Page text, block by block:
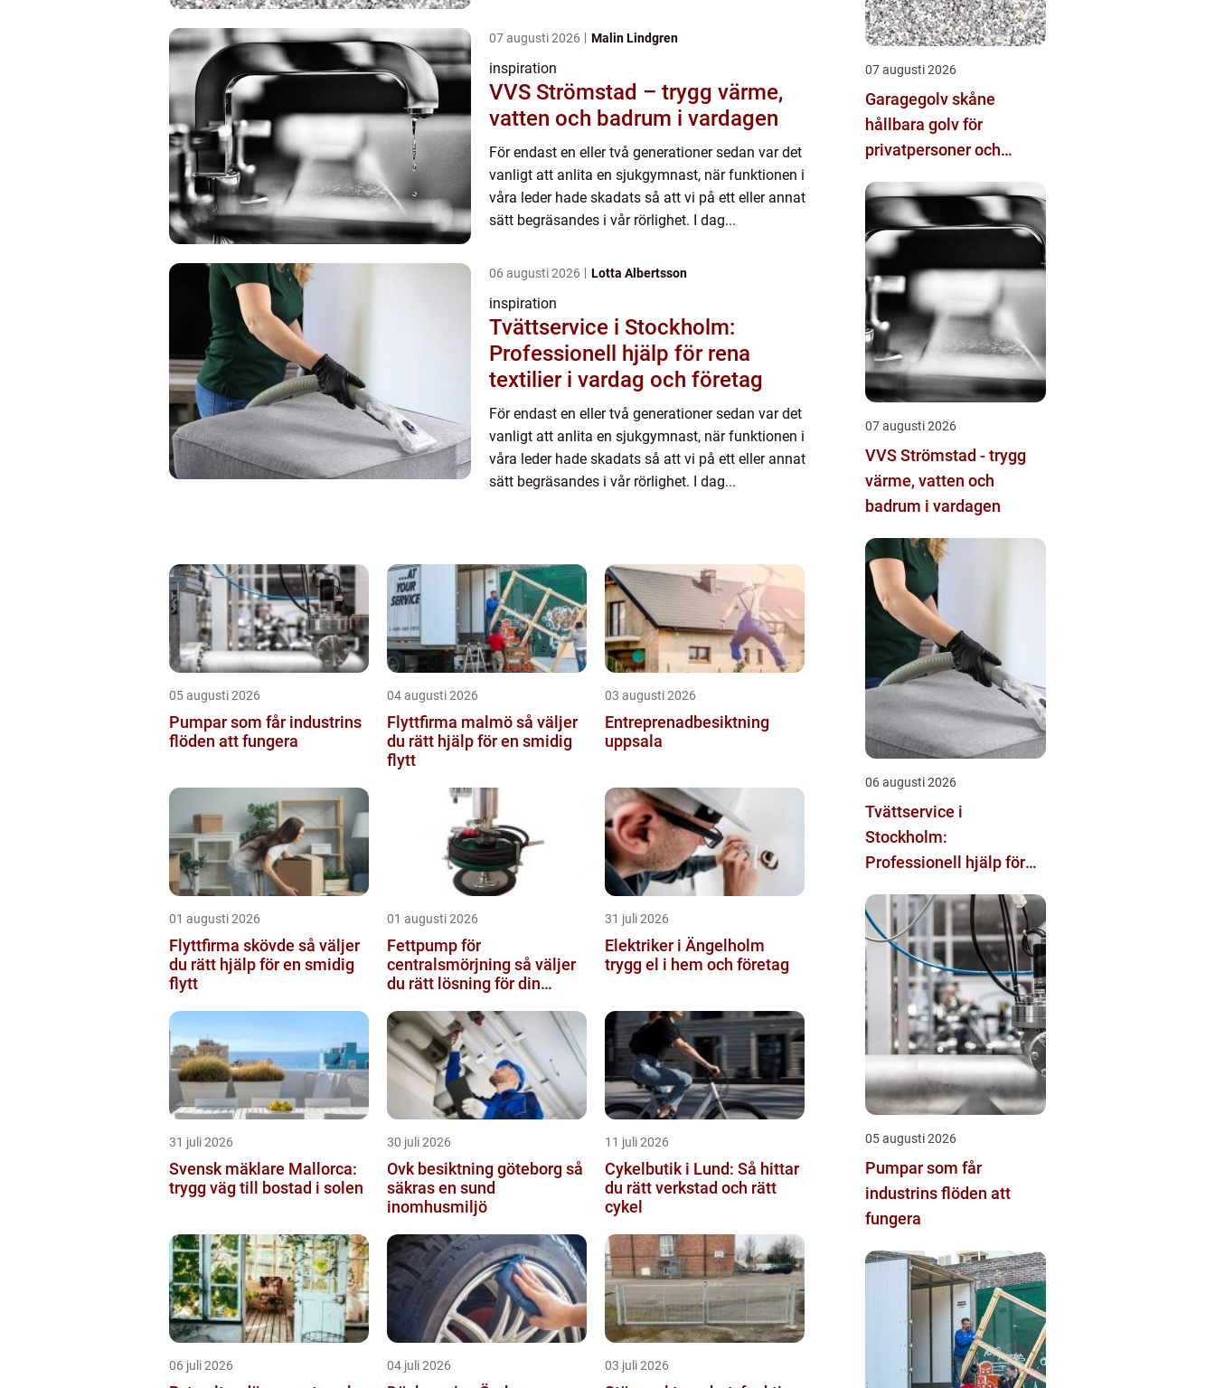
07 augusti 2026 Malin Lindgren
inspiration
VVS Strömstad – trygg värme,
vatten och badrum i vardagen
För endast en eller två generationer sedan var det
vanligt att anlita en sjukgymnast, när funktionen i
våra leder hade skadats så att vi på ett eller annat
sätt begräsandes i vår rörlighet. I dag...
06 augusti 2026 Lotta Albertsson
inspiration
Tvättservice i Stockholm:
Professionell hjälp för rena
textilier i vardag och företag
För endast en eller två generationer sedan var det
vanligt att anlita en sjukgymnast, när funktionen i
våra leder hade skadats så att vi på ett eller annat
sätt begräsandes i vår rörlighet. I dag...
05 augusti 2026
Pumpar som får industrins
flöden att fungera
04 augusti 2026
Flyttfirma malmö så väljer
du rätt hjälp för en smidig
flytt
03 augusti 2026
Entreprenadbesiktning
uppsala
01 augusti 2026
Flyttfirma skövde så väljer
du rätt hjälp för en smidig
flytt
01 augusti 2026
Fettpump för
centralsmörjning så väljer
du rätt lösning för din
31 juli 2026
Elektriker i Ängelholm
trygg el i hem och företag
31 juli 2026
Svensk mäklare Mallorca:
trygg väg till bostad i solen
30 juli 2026
Ovk besiktning göteborg så
säkras en sund
inomhusmiljö
11 juli 2026
Cykelbutik i Lund: Så hittar
du rätt verkstad och rätt
cykel
06 juli 2026 04 juli 2026 03 juli 2026
07 augusti 2026
Garagegolv skåne
hållbara golv för
privatpersoner och
07 augusti 2026
VVS Strömstad - trygg
värme, vatten och
badrum i vardagen
06 augusti 2026
Tvättservice i
Stockholm:
Professionell hjälp för
och företag
05 augusti 2026
Pumpar som får
industrins flöden att
fungera